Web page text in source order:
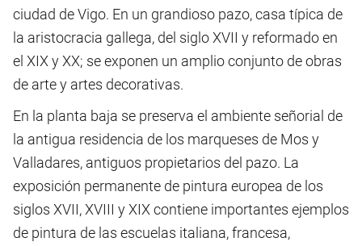
ciudad de Vigo. En un grandioso pazo, casa típica de
la aristocracia gallega, del siglo XVII y reformado en
el XIX y XX; se exponen un amplio conjunto de obras
de arte y artes decorativas.
En la planta baja se preserva el ambiente señorial de
la antigua residencia de los marqueses de Mos y
Valladares, antiguos propietarios del pazo. La
exposición permanente de pintura europea de los
siglos XVII, XVIII y XIX contiene importantes ejemplos
de pintura de las escuelas italiana, francesa,